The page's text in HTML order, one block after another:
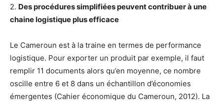
2. Des procédures simplifiées peuvent contribuer à une
chaine logistique plus efficace
Le Cameroun est à la traine en termes de performance
logistique. Pour exporter un produit par exemple, il faut
remplir 11 documents alors qu’en moyenne, ce nombre
oscille entre 6 et 8 dans un échantillon d’économies
émergentes (Cahier économique du Cameroun, 2012). La